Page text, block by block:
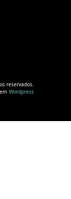
reservados.
Wordpress